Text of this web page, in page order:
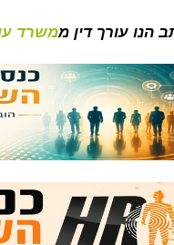
הנו עורך דין ממשרד